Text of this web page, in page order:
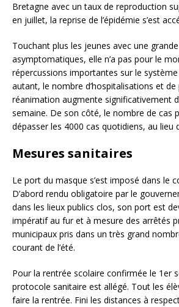
Bretagne avec un taux de reproduction
en juillet, la reprise de l’épidémie s’est
Touchant plus les jeunes avec une
asymptomatiques, elle n’a pas pour le
répercussions importantes sur le
autant, le nombre d’hospitalisations et
réanimation augmente significativement
semaine. De son côté, le nombre de cas
dépasser les 4000 cas quotidiens, au lieu
Mesures sanitaires
Le port du masque s’est imposé dans le
D’abord rendu obligatoire par le
dans les lieux publics clos, son port est
impératif au fur et à mesure des arrêtés
municipaux pris dans un très grand
courant de l’été.
Pour la rentrée scolaire confirmée le 1er
protocole sanitaire est allégé. Tout les
faire la rentrée. Fini les distances à